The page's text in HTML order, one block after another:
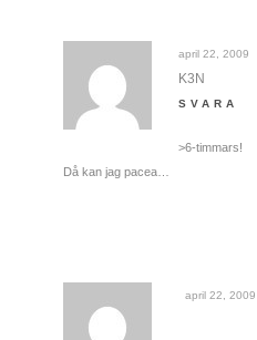
april 22, 2009
K3N
SVARA
>6-timmars!
Då kan jag pacea…
april 22, 2009